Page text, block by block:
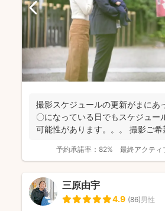
撮影スケジュールの更新がまにあ
〇になっている日でもスケジュー
可能性があります。。。 撮影ご希
予約承諾率： 82% 最終アクティ
三原由宇
4.9 (86)男性